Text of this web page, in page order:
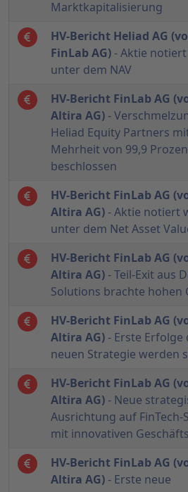
Marktkapitalisierung
HV-Bericht Heliad AG
FinLab AG)- Aktie
unter dem NAV
HV-Bericht FinLab AG
Altira AG) -
Heliad Equity Partners
Mehrheit von 99,9
beschlossen
HV-Bericht FinLab AG
Altira AG)- Aktie notiert
unter dem Net Asset
HV-Bericht FinLab AG
Altira AG) - Teil-Exit aus
Solutions brachte hohen
HV-Bericht FinLab AG
Altira AG)- Erste Erfolge
neuen Strategie werden
HV-Bericht FinLab AG
Altira AG) - Neue
Ausrichtung auf FinTech-
mit innovativen
HV-Bericht FinLab AG
Altira AG)- Erste neue